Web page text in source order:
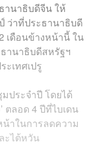
านาธิบดีจีน ให้
ว่าที่ประธานาธิบดี
เดือนข้างหน้านี้ ใน
านาธิบดีสหรัฐฯ
เทศเปรู
ประจำปี โดยได้
ตลอด 4 ปีที่ไบเดน
าในการลดความ
ะไต้หวัน